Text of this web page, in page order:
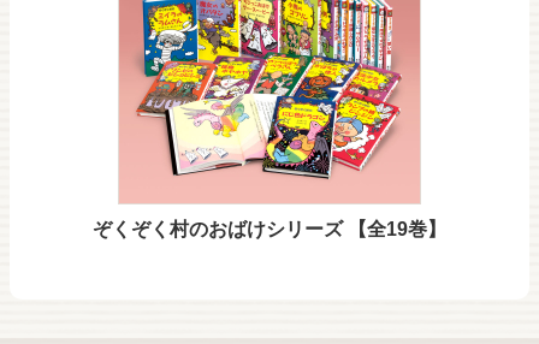
ぞくぞく村のおばけシリーズ 【全19巻】